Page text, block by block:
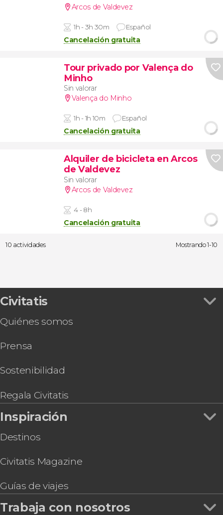
Arcos de Valdevez
1h - 3h 30m Español
Cancelación gratuita
Tour privado por Valença do
Minho
Sin valorar
Valença do Minho
1h - 1h 10m Español
Cancelación gratuita
Alquiler de bicicleta en Arcos
de Valdevez
Sin valorar
Arcos de Valdevez
4 - 8h
Cancelación gratuita
10 actividades Mostrando 1-10
Civitatis
Quiénes somos
Prensa
Sostenibilidad
Regala Civitatis
Inspiración
Destinos
Civitatis Magazine
Guías de viajes
Trabaja con nosotros